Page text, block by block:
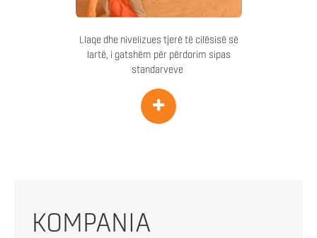
Llaqe dhe nivelizues tjerë të cilësisë së
lartë, i gatshëm për përdorim sipas
standarveve
+
KOMPANIA